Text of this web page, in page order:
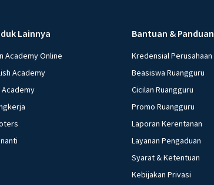
Lainnya
Academy Online
Academy
Academy
Bantuan & Panduan
Kredensial Perusahaan
Beasiswa Ruangguru
Cicilan Ruangguru
Promo Ruangguru
Laporan Kerentanan
Layanan Pengaduan
Syarat & Ketentuan
Kebijakan Privasi